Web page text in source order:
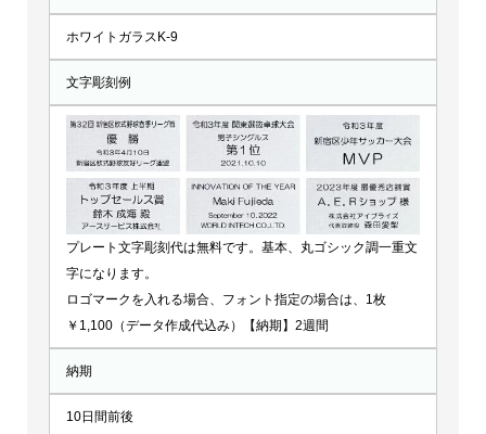
ホワイトガラスK-9
文字彫刻例
プレート文字彫刻代は無料です。基本、丸ゴシック調一重文
字になります。
ロゴマークを入れる場合、フォント指定の場合は、1枚
￥1,100（データ作成代込み）【納期】2週間
納期
10日間前後